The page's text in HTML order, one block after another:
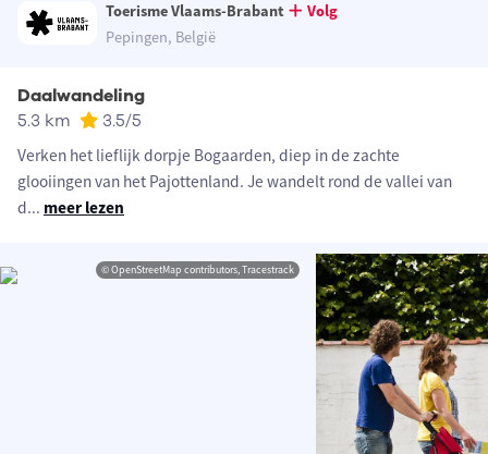
Toerisme Vlaams-Brabant
Volg
Pepingen, België
Daalwandeling
5.3 km 3.5/5
Verken het lieflijk dorpje Bogaarden, diep in de zachte
glooiingen van het Pajottenland. Je wandelt rond de vallei van
d... meer lezen
© OpenStreetMap contributors, Tracestrack